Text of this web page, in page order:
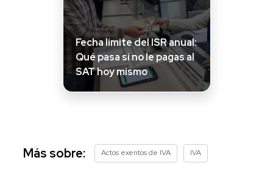
Fecha límite del ISR anual:
Qué pasa si no le pagas al
SAT hoy mismo
Más sobre: Actos exentos de IVA IVA